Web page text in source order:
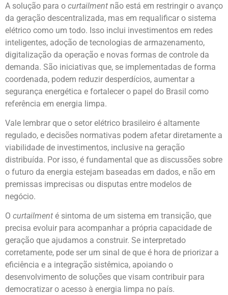
A solução para o curtailment não está em restringir o avanço
da geração descentralizada, mas em requalificar o sistema
elétrico como um todo. Isso inclui investimentos em redes
inteligentes, adoção de tecnologias de armazenamento,
digitalização da operação e novas formas de controle da
demanda. São iniciativas que, se implementadas de forma
coordenada, podem reduzir desperdícios, aumentar a
segurança energética e fortalecer o papel do Brasil como
referência em energia limpa.
Vale lembrar que o setor elétrico brasileiro é altamente
regulado, e decisões normativas podem afetar diretamente a
viabilidade de investimentos, inclusive na geração
distribuída. Por isso, é fundamental que as discussões sobre
o futuro da energia estejam baseadas em dados, e não em
premissas imprecisas ou disputas entre modelos de
negócio.
O curtailment é sintoma de um sistema em transição, que
precisa evoluir para acompanhar a própria capacidade de
geração que ajudamos a construir. Se interpretado
corretamente, pode ser um sinal de que é hora de priorizar a
eficiência e a integração sistêmica, apoiando o
desenvolvimento de soluções que visam contribuir para
democratizar o acesso à energia limpa no país.